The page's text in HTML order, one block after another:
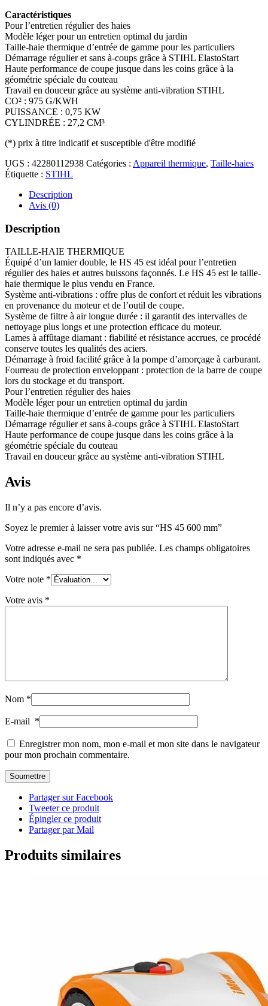
Caractéristiques
Pour l’entretien régulier des haies
Modèle léger pour un entretien optimal du jardin
Taille-haie thermique d’entrée de gamme pour les particuliers
Démarrage régulier et sans à-coups grâce à STIHL ElastoStart
Haute performance de coupe jusque dans les coins grâce à la
géométrie spéciale du couteau
Travail en douceur grâce au système anti-vibration STIHL
CO² : 975 G/KWH
PUISSANCE : 0,75 KW
CYLINDRÉE : 27,2 CM³
(*) prix à titre indicatif et susceptible d'être modifié
UGS : 42280112938 Catégories : Appareil thermique, Taille-haies
Étiquette : STIHL
Description
Avis (0)
Description
TAILLE-HAIE THERMIQUE
Équipé d’un lamier double, le HS 45 est idéal pour l’entretien
régulier des haies et autres buissons façonnés. Le HS 45 est le taille-
haie thermique le plus vendu en France.
Système anti-vibrations : offre plus de confort et réduit les vibrations
en provenance du moteur et de l’outil de coupe.
Système de filtre à air longue durée : il garantit des intervalles de
nettoyage plus longs et une protection efficace du moteur.
Lames à affûtage diamant : fiabilité et résistance accrues, ce procédé
conserve toutes les qualités des aciers.
Démarrage à froid facilité grâce à la pompe d’amorçage à carburant.
Fourreau de protection enveloppant : protection de la barre de coupe
lors du stockage et du transport.
Pour l’entretien régulier des haies
Modèle léger pour un entretien optimal du jardin
Taille-haie thermique d’entrée de gamme pour les particuliers
Démarrage régulier et sans à-coups grâce à STIHL ElastoStart
Haute performance de coupe jusque dans les coins grâce à la
géométrie spéciale du couteau
Travail en douceur grâce au système anti-vibration STIHL
Avis
Il n’y a pas encore d’avis.
Soyez le premier à laisser votre avis sur “HS 45 600 mm”
Votre adresse e-mail ne sera pas publiée. Les champs obligatoires
sont indiqués avec *
Votre note *
Votre avis *
Nom *
E-mail *
Enregistrer mon nom, mon e-mail et mon site dans le navigateur
pour mon prochain commentaire.
Partager sur Facebook
Tweeter ce produit
Épingler ce produit
Partager par Mail
Produits similaires